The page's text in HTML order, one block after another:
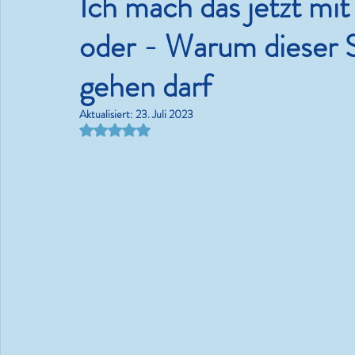
#WMDEDGT - Ein Beeren-
Bäriger Sommertag
oder - Warum dieser
gehen darf
Aktualisiert: 23. Juli 2023
Mit NaN von 5 Sternen bewertet.